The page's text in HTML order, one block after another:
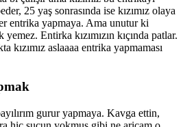
25 yaş sonrasında ise kızımız olaya
entrika yapmaya. Ama unutur ki
yemez. Entirka kızımızın kıçında patlar.
kızımız aslaaaa entrika yapmaması
gurur yapmaya. Kavga ettin,